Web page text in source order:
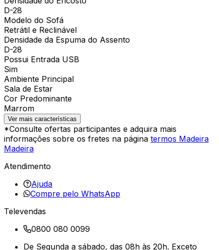
D-28
Modelo do Sofá
Retrátil e Reclinável
Densidade da Espuma do Assento
D-28
Possui Entrada USB
Sim
Ambiente Principal
Sala de Estar
Cor Predominante
Marrom
Ver mais características
*Consulte ofertas participantes e adquira mais
informações sobre os fretes na página termos Madeira
Madeira
Atendimento
Ajuda
Compre pelo WhatsApp
Televendas
0800 080 0099
De Segunda a sábado, das 08h às 20h. Exceto